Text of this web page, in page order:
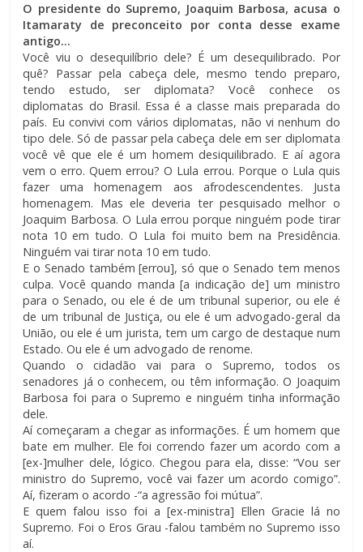
O presidente do Supremo, Joaquim Barbosa, acusa o
Itamaraty de preconceito por conta desse exame
antigo…
Você viu o desequilíbrio dele? É um desequilibrado. Por
quê? Passar pela cabeça dele, mesmo tendo preparo,
tendo estudo, ser diplomata? Você conhece os
diplomatas do Brasil. Essa é a classe mais preparada do
país. Eu convivi com vários diplomatas, não vi nenhum do
tipo dele. Só de passar pela cabeça dele em ser diplomata
você vê que ele é um homem desiquilibrado. E aí agora
vem o erro. Quem errou? O Lula errou. Porque o Lula quis
fazer uma homenagem aos afrodescendentes. Justa
homenagem. Mas ele deveria ter pesquisado melhor o
Joaquim Barbosa. O Lula errou porque ninguém pode tirar
nota 10 em tudo. O Lula foi muito bem na Presidência.
Ninguém vai tirar nota 10 em tudo.
E o Senado também [errou], só que o Senado tem menos
culpa. Você quando manda [a indicação de] um ministro
para o Senado, ou ele é de um tribunal superior, ou ele é
de um tribunal de Justiça, ou ele é um advogado-geral da
União, ou ele é um jurista, tem um cargo de destaque num
Estado. Ou ele é um advogado de renome.
Quando o cidadão vai para o Supremo, todos os
senadores já o conhecem, ou têm informação. O Joaquim
Barbosa foi para o Supremo e ninguém tinha informação
dele.
Aí começaram a chegar as informações. É um homem que
bate em mulher. Ele foi correndo fazer um acordo com a
[ex-]mulher dele, lógico. Chegou para ela, disse: “Vou ser
ministro do Supremo, você vai fazer um acordo comigo”.
Aí, fizeram o acordo -“a agressão foi mútua”.
E quem falou isso foi a [ex-ministra] Ellen Gracie lá no
Supremo. Foi o Eros Grau -falou também no Supremo isso
aí.